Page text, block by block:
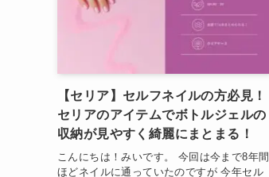
【セリア】セルフネイルの方必見！
セリアのアイテムでボトルジェルの
収納が見やすく綺麗にまとまる！
こんにちは！みいです。 今回は今まで8年間
ほどネイルに通っていたのですが 今年セル